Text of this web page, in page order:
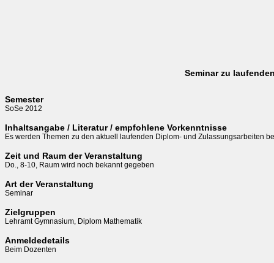
Seminar zu
Semester
SoSe 2012
Inhaltsangabe / Literatur / empfohlene Vorkenntnisse
Es werden Themen zu den aktuell laufenden Diplom- und Zulassungsarbeiten
Zeit und Raum der Veranstaltung
Do., 8-10, Raum wird noch bekannt gegeben
Art der Veranstaltung
Seminar
Zielgruppen
Lehramt Gymnasium, Diplom Mathematik
Anmeldedetails
Beim Dozenten